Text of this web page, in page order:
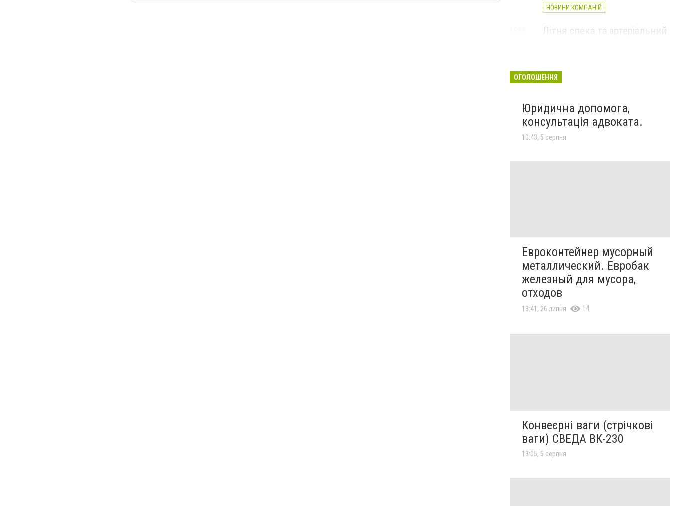
НОВИНИ КОМПАНІЙ
Літня спека та артеріальний
ОГОЛОШЕННЯ
Юридична допомога,
консультація адвоката.
10:43, 5 серпня
Евроконтейнер мусорный
металлический. Евробак
железный для мусора,
отходов
13:41, 26 липня 14
Конвеєрні ваги (стрічкові
ваги) СВЕДА ВК-230
13:05, 5 серпня